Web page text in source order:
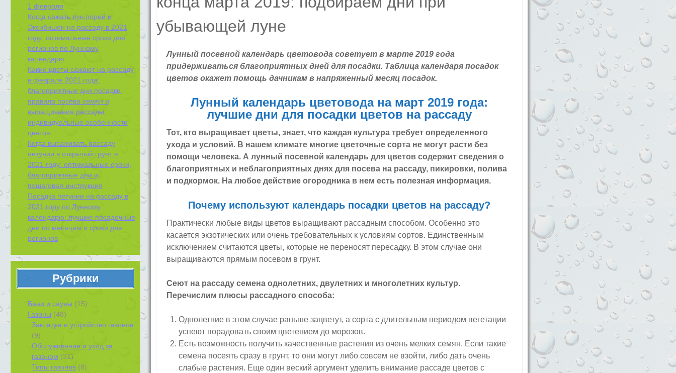
1 февраля
Когда сажать лук-порей и
Эксибишен на рассаду в 2021
году: оптимальные сроки для
регионов по Лунному
календарю
Какие цветы сажают на рассаду
в феврале 2021 года:
благоприятные дни посадки,
правила посева семян и
выращивания рассады,
индивидуальные особенности
цветов
Когда высаживать рассаду
петунии в открытый грунт в
2021 году: оптимальные сроки,
благоприятные дни и
пошаговая инструкция
Посадка петунии на рассаду в
2021 году по Лунному
календарю: лучшие посадочные
дни по месяцам и сроки для
регионов
Рубрики
Бани и сауны (15)
Газоны (48)
Закладка и устройство газонов
(9)
Обслуживание и уход за
газоном (31)
Типы газонов (8)
Лунный посевной календарь цветовода советует в марте 2019 года
придерживаться благоприятных дней для посадки. Таблица календаря посадок
цветов окажет помощь дачникам в напряженный месяц посадок.
Лунный календарь цветовода на март 2019 года:
лучшие дни для посадки цветов на рассаду
Тот, кто выращивает цветы, знает, что каждая культура требует определенного
ухода и условий. В нашем климате многие цветочные сорта не могут расти без
помощи человека. А лунный посевной календарь для цветов содержит сведения о
благоприятных и неблагоприятных днях для посева на рассаду, пикировки, полива
и подкормок. На любое действие огородника в нем есть полезная информация.
Почему используют календарь посадки цветов на рассаду?
Практически любые виды цветов выращивают рассадным способом. Особенно это
касается экзотических или очень требовательных к условиям сортов. Единственным
исключением считаются цветы, которые не переносят пересадку. В этом случае они
выращиваются прямым посевом в грунт.
Сеют на рассаду семена однолетних, двулетних и многолетних культур.
Перечислим плюсы рассадного способа:
Однолетние в этом случае раньше зацветут, а сорта с длительным периодом вегетации
успеют порадовать своим цветением до морозов.
Есть возможность получить качественные растения из очень мелких семян. Если такие
семена посеять сразу в грунт, то они могут либо совсем не взойти, либо дать очень
слабые растения. Еще один веский аргумент уделить внимание рассаде цветов с